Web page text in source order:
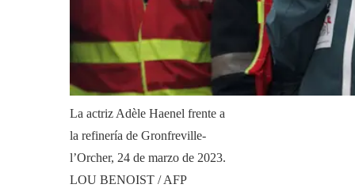
La actriz Adèle Haenel frente a
la refinería de Gronfreville-
l’Orcher, 24 de marzo de 2023.
LOU BENOIST / AFP